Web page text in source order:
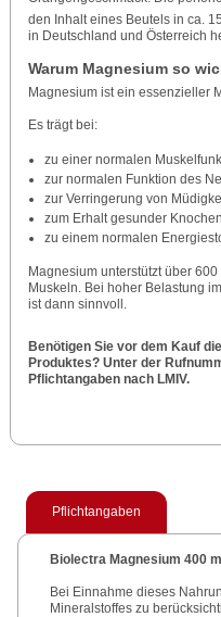
den Inhalt eines Beutels in ca.
in Deutschland und Österreich
Warum Magnesium so
Magnesium ist ein essenzieller
Es trägt bei:
zu einer normalen
zur normalen Funktion des
zur Verringerung von
zum Erhalt gesunder
zu einem normalen
Magnesium unterstützt über
Muskeln. Bei hoher Belastung
ist dann sinnvoll.
Benötigen Sie vor dem Kauf
Produktes? Unter der
Pflichtangaben nach LMIV.
Pflichtangaben
Biolectra Magnesium 400
Bei Einnahme dieses
Mineralstoffes zu